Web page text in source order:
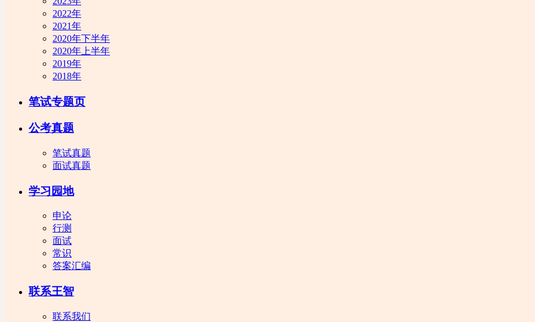
2022年
2021年
2020年下半年
2020年上半年
2019年
2018年
笔试专题页
公考真题
笔试真题
面试真题
学习园地
申论
行测
面试
常识
答案汇编
联系王智
联系我们